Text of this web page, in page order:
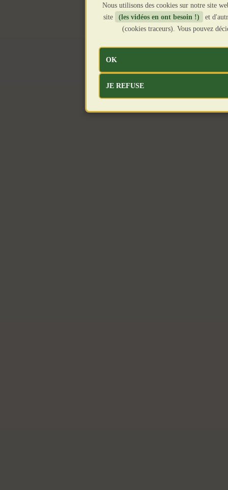
Nous utilisons des cookies sur notre site
site
(les vidéos en ont besoin !)
et
(cookies traceurs). Vous pouvez
OK
JE REFUSE